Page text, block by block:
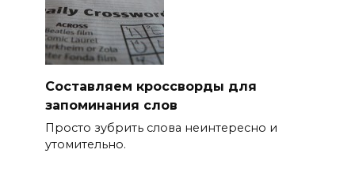
Составляем кроссворды для
запоминания слов
Просто зубрить слова неинтересно и
утомительно.